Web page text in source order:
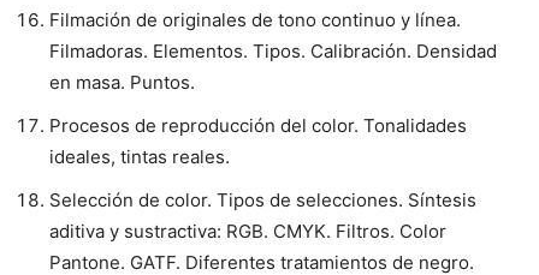
Filmación de originales de tono continuo y línea.
Filmadoras. Elementos. Tipos. Calibración. Densidad
en masa. Puntos.
Procesos de reproducción del color. Tonalidades
ideales, tintas reales.
Selección de color. Tipos de selecciones. Síntesis
aditiva y sustractiva: RGB. CMYK. Filtros. Color
Pantone. GATF. Diferentes tratamientos de negro.